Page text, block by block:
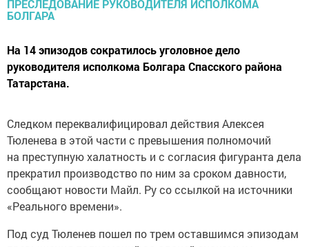
руководителя исполкома Болгара Спасского района
Татарстана.
Тюленева в этой части с превышения полномочий
на преступную халатность и с согласия фигуранта дела
прекратил производство по ним за сроком давности,
сообщают новости Майл. Ру со ссылкой на источники
«Реального времени».
превышения полномочий со сдачей знакомым